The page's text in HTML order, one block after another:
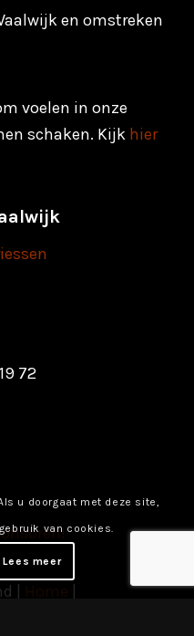
en omstreken
voelen in onze
schaken. Kijk hier
72
|
u doorgaat met deze site,
van cookies.
Lees meer